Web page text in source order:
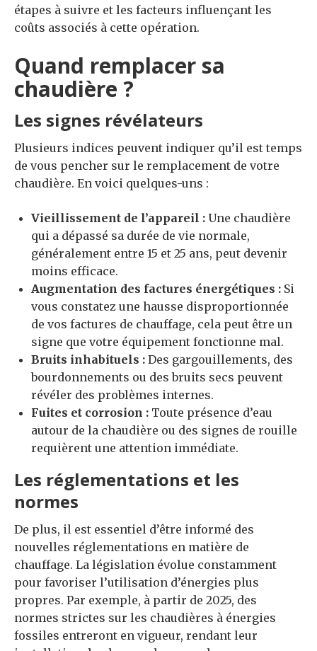
étapes à suivre et les facteurs influençant les
coûts associés à cette opération.
Quand remplacer sa
chaudière ?
Les signes révélateurs
Plusieurs indices peuvent indiquer qu’il est temps
de vous pencher sur le remplacement de votre
chaudière. En voici quelques-uns :
Vieillissement de l’appareil : Une chaudière
qui a dépassé sa durée de vie normale,
généralement entre 15 et 25 ans, peut devenir
moins efficace.
Augmentation des factures énergétiques : Si
vous constatez une hausse disproportionnée
de vos factures de chauffage, cela peut être un
signe que votre équipement fonctionne mal.
Bruits inhabituels : Des gargouillements, des
bourdonnements ou des bruits secs peuvent
révéler des problèmes internes.
Fuites et corrosion : Toute présence d’eau
autour de la chaudière ou des signes de rouille
requièrent une attention immédiate.
Les réglementations et les
normes
De plus, il est essentiel d’être informé des
nouvelles réglementations en matière de
chauffage. La législation évolue constamment
pour favoriser l’utilisation d’énergies plus
propres. Par exemple, à partir de 2025, des
normes strictes sur les chaudières à énergies
fossiles entreront en vigueur, rendant leur